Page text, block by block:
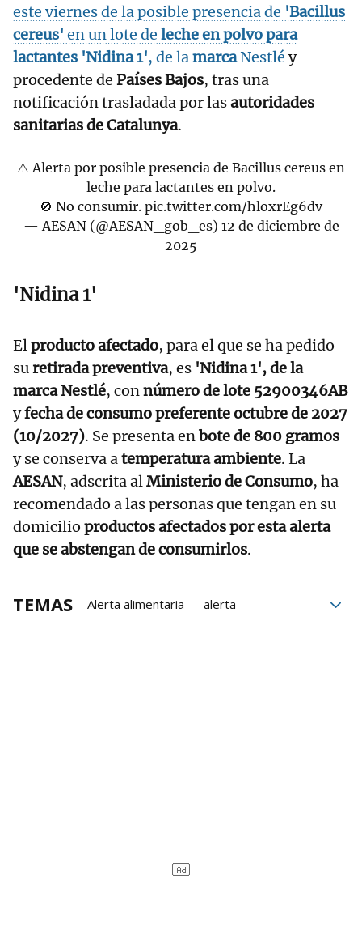
este viernes de la posible presencia de 'Bacillus
cereus' en un lote de leche en polvo para
lactantes 'Nidina 1', de lamarcaNestlé y
procedente de Países Bajos, tras una
notificación trasladada por lasautoridades
sanitarias de Catalunya.
⚠️ Alerta por posible presencia de Bacillus cereus en
leche para lactantes en polvo.
🚫 No consumir. pic.twitter.com/hloxrEg6dv
— AESAN (@AESAN_gob_es) 12 de diciembre de
2025
'Nidina 1'
Elproducto afectado, para el que se ha pedido
suretirada preventiva, es 'Nidina 1', de la
marca Nestlé, connúmero de lote 52900346AB
yfecha de consumo preferente octubre de 2027
(10/2027). Se presenta enbote de 800 gramos
y se conserva atemperatura ambiente. La
AESAN, adscrita alMinisterio de Consumo, ha
recomendado a las personas que tengan en su
domicilio productos afectados por esta alerta
que se abstengan de consumirlos.
TEMAS Alerta alimentaria
alerta